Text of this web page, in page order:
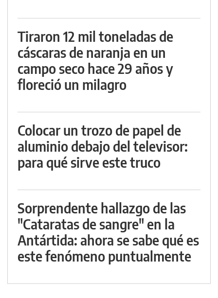
Tiraron 12 mil toneladas de
cáscaras de naranja en un
campo seco hace 29 años y
floreció un milagro
Colocar un trozo de papel de
aluminio debajo del televisor:
para qué sirve este truco
Sorprendente hallazgo de las
"Cataratas de sangre" en la
Antártida: ahora se sabe qué es
este fenómeno puntualmente